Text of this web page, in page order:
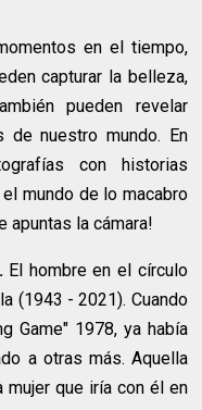
en el tiempo,
capturar la belleza,
pueden revelar
de nuestro mundo. En
con historias
mundo de lo macabro
apuntas la cámara!
El hombre en el círculo
(1943 - 2021). Cuando
Game" 1978, ya había
a otras más. Aquella
mujer que iría con él en